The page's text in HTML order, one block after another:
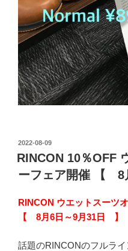
投
稿
日:
2022-08-09
RINCON 10％OFF
ーフェア開催 【 8
RINCON ウエットスーツ
【 8月6日～9月31日 】
話題のRINCONのフルラ